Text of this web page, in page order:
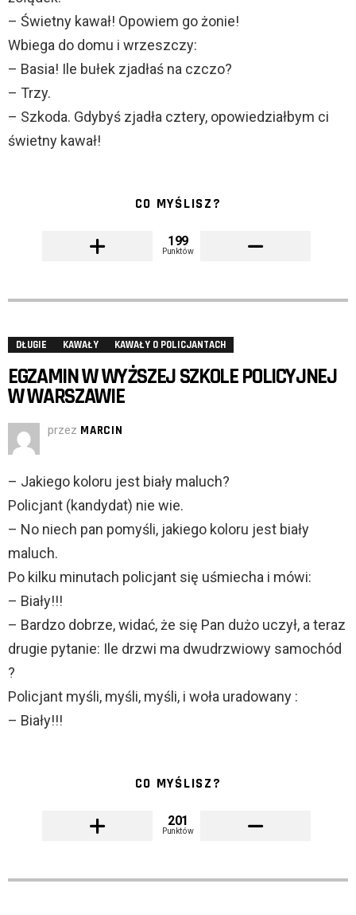
– Świetny kawał! Opowiem go żonie!
Wbiega do domu i wrzeszczy:
– Basia! Ile bułek zjadłaś na czczo?
– Trzy.
– Szkoda. Gdybyś zjadła cztery, opowiedziałbym ci
świetny kawał!
CO MYŚLISZ?
199
Punktów
DŁUGIE KAWAŁY KAWAŁY O POLICJANTACH
EGZAMIN W WYŻSZEJ SZKOLE POLICYJNEJ
W WARSZAWIE
przez MARCIN
– Jakiego koloru jest biały maluch?
Policjant (kandydat) nie wie.
– No niech pan pomyśli, jakiego koloru jest biały
maluch.
Po kilku minutach policjant się uśmiecha i mówi:
– Biały!!!
– Bardzo dobrze, widać, że się Pan dużo uczył, a teraz
drugie pytanie: Ile drzwi ma dwudrzwiowy samochód
?
Policjant myśli, myśli, myśli, i woła uradowany :
– Biały!!!
CO MYŚLISZ?
201
Punktów